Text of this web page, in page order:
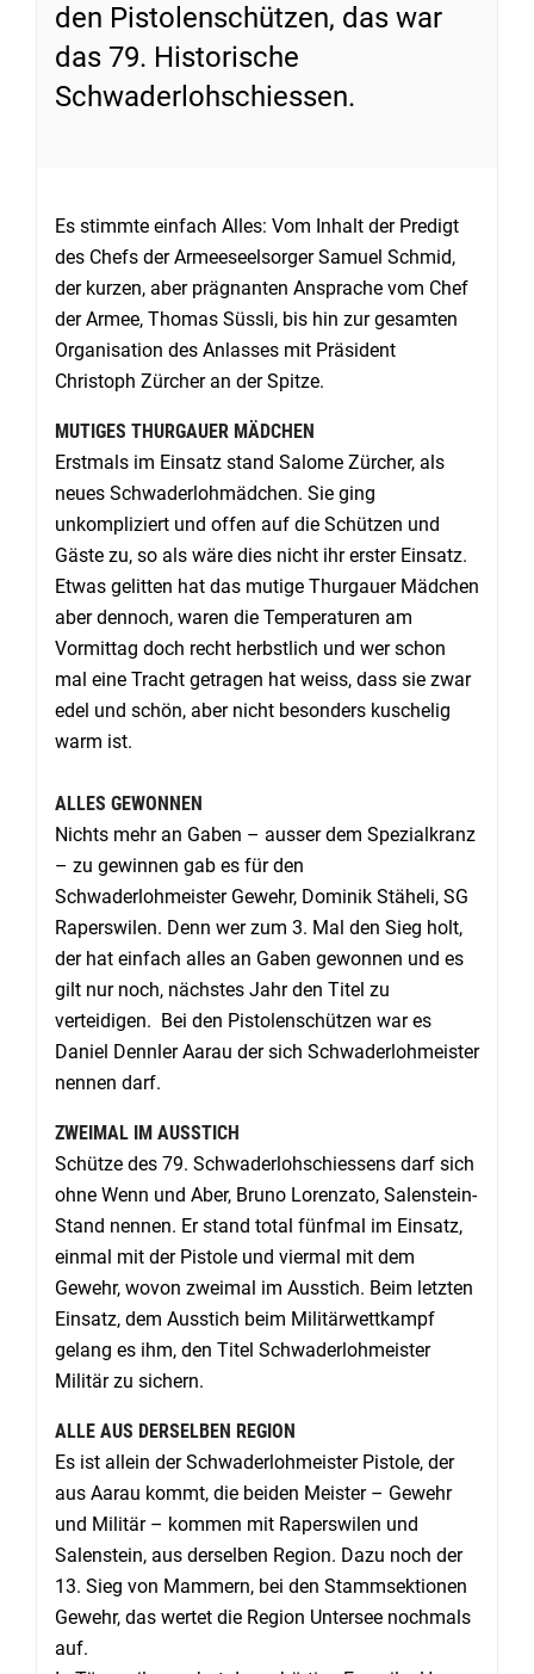
den Pistolenschützen, das war
das 79. Historische
Schwaderlohschiessen.
Es stimmte einfach Alles: Vom Inhalt der Predigt
des Chefs der Armeeseelsorger Samuel Schmid,
der kurzen, aber prägnanten Ansprache vom Chef
der Armee, Thomas Süssli, bis hin zur gesamten
Organisation des Anlasses mit Präsident
Christoph Zürcher an der Spitze.
MUTIGES THURGAUER MÄDCHEN
Erstmals im Einsatz stand Salome Zürcher, als
neues Schwaderlohmädchen. Sie ging
unkompliziert und offen auf die Schützen und
Gäste zu, so als wäre dies nicht ihr erster Einsatz.
Etwas gelitten hat das mutige Thurgauer Mädchen
aber dennoch, waren die Temperaturen am
Vormittag doch recht herbstlich und wer schon
mal eine Tracht getragen hat weiss, dass sie zwar
edel und schön, aber nicht besonders kuschelig
warm ist.
ALLES GEWONNEN
Nichts mehr an Gaben – ausser dem Spezialkranz
– zu gewinnen gab es für den
Schwaderlohmeister Gewehr, Dominik Stäheli, SG
Raperswilen. Denn wer zum 3. Mal den Sieg holt,
der hat einfach alles an Gaben gewonnen und es
gilt nur noch, nächstes Jahr den Titel zu
verteidigen. Bei den Pistolenschützen war es
Daniel Dennler Aarau der sich Schwaderlohmeister
nennen darf.
ZWEIMAL IM AUSSTICH
Schütze des 79. Schwaderlohschiessens darf sich
ohne Wenn und Aber, Bruno Lorenzato, Salenstein-
Stand nennen. Er stand total fünfmal im Einsatz,
einmal mit der Pistole und viermal mit dem
Gewehr, wovon zweimal im Ausstich. Beim letzten
Einsatz, dem Ausstich beim Militärwettkampf
gelang es ihm, den Titel Schwaderlohmeister
Militär zu sichern.
ALLE AUS DERSELBEN REGION
Es ist allein der Schwaderlohmeister Pistole, der
aus Aarau kommt, die beiden Meister – Gewehr
und Militär – kommen mit Raperswilen und
Salenstein, aus derselben Region. Dazu noch der
13. Sieg von Mammern, bei den Stammsektionen
Gewehr, das wertet die Region Untersee nochmals
auf.